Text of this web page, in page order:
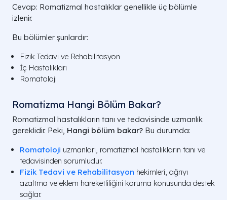
Cevap: Romatizmal hastalıklar genellikle üç bölümle
izlenir.
Bu bölümler şunlardır:
Fizik Tedavi ve Rehabilitasyon
İç Hastalıkları
Romatoloji
Romatizma Hangi Bölüm Bakar?
Romatizmal hastalıkların tanı ve tedavisinde uzmanlık
gereklidir. Peki, Hangi bölüm bakar? Bu durumda:
Romatoloji uzmanları, romatizmal hastalıkların tanı ve
tedavisinden sorumludur.
Fizik Tedavi ve Rehabilitasyon hekimleri, ağrıyı
azaltma ve eklem hareketliliğini koruma konusunda destek
sağlar.